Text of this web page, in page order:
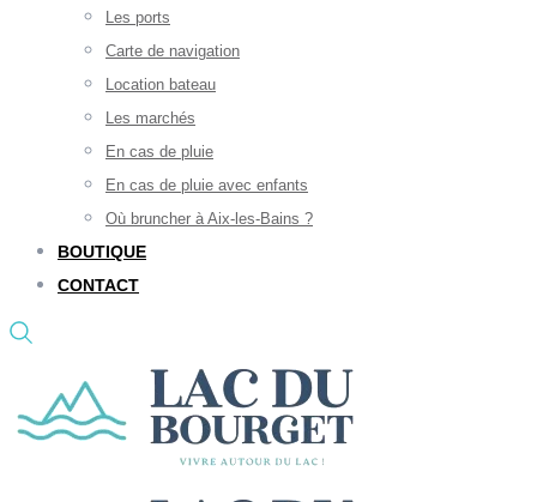
Les ports
Carte de navigation
Location bateau
Les marchés
En cas de pluie
En cas de pluie avec enfants
Où bruncher à Aix-les-Bains ?
BOUTIQUE
CONTACT